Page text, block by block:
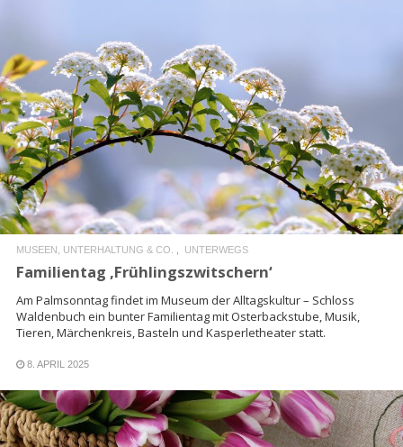
READ MORE
MUSEEN, UNTERHALTUNG & CO. UNTERWEGS
Familientag ‚Frühlingszwitschern‘
Am Palmsonntag findet im Museum der Alltagskultur – Schloss
Waldenbuch ein bunter Familientag mit Osterbackstube, Musik,
Tieren, Märchenkreis, Basteln und Kasperletheater statt.
8. APRIL 2025